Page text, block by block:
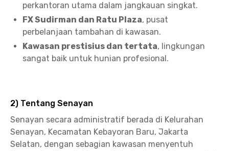
perkantoran utama dalam jangkauan singkat.
FX Sudirman dan Ratu Plaza, pusat
perbelanjaan tambahan di kawasan.
Kawasan prestisius dan tertata, lingkungan
sangat baik untuk hunian profesional.
2) Tentang Senayan
Senayan secara administratif berada di Kelurahan
Senayan, Kecamatan Kebayoran Baru, Jakarta
Selatan, dengan sebagian kawasan menyentuh